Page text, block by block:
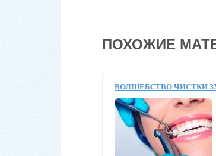
ПОХОЖИЕ
ВОЛШЕБСТВО ЧИСТКИ